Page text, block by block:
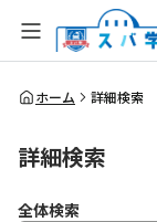
全体検索
ホーム 詳細検索
詳細検索
全体検索